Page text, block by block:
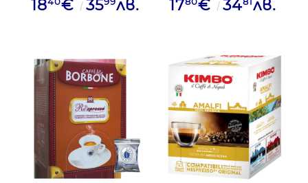
Oro Nespresso, 50бр.
18 € 35 лв.
Nera Nespresso,
17 € 34 лв.